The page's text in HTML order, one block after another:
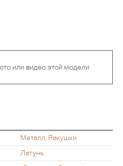
или видео этой модели
Металл, Ракушки
Латунь